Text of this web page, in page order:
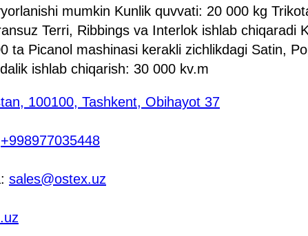
mumkin Kunlik quvvati: 20 000 kg
Terri, Ribbings va Interlok ishlab chiqaradi
ta Picanol mashinasi kerakli zichlikdagi Satin,
ishlab chiqarish: 30 000 kv.m
100100, Tashkent, Obihayot 37
+998977035448
sales@ostex.uz